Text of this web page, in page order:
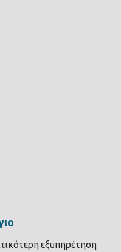
εξυπηρέτηση